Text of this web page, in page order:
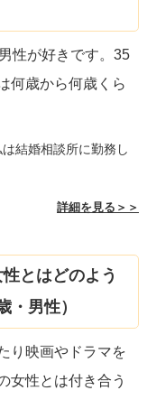
性が好きです。35
何歳から何歳くら
は結婚相談所に勤務し
詳細を見る＞＞
とはどのよう
・男性）
り映画やドラマを
女性とは付き合う